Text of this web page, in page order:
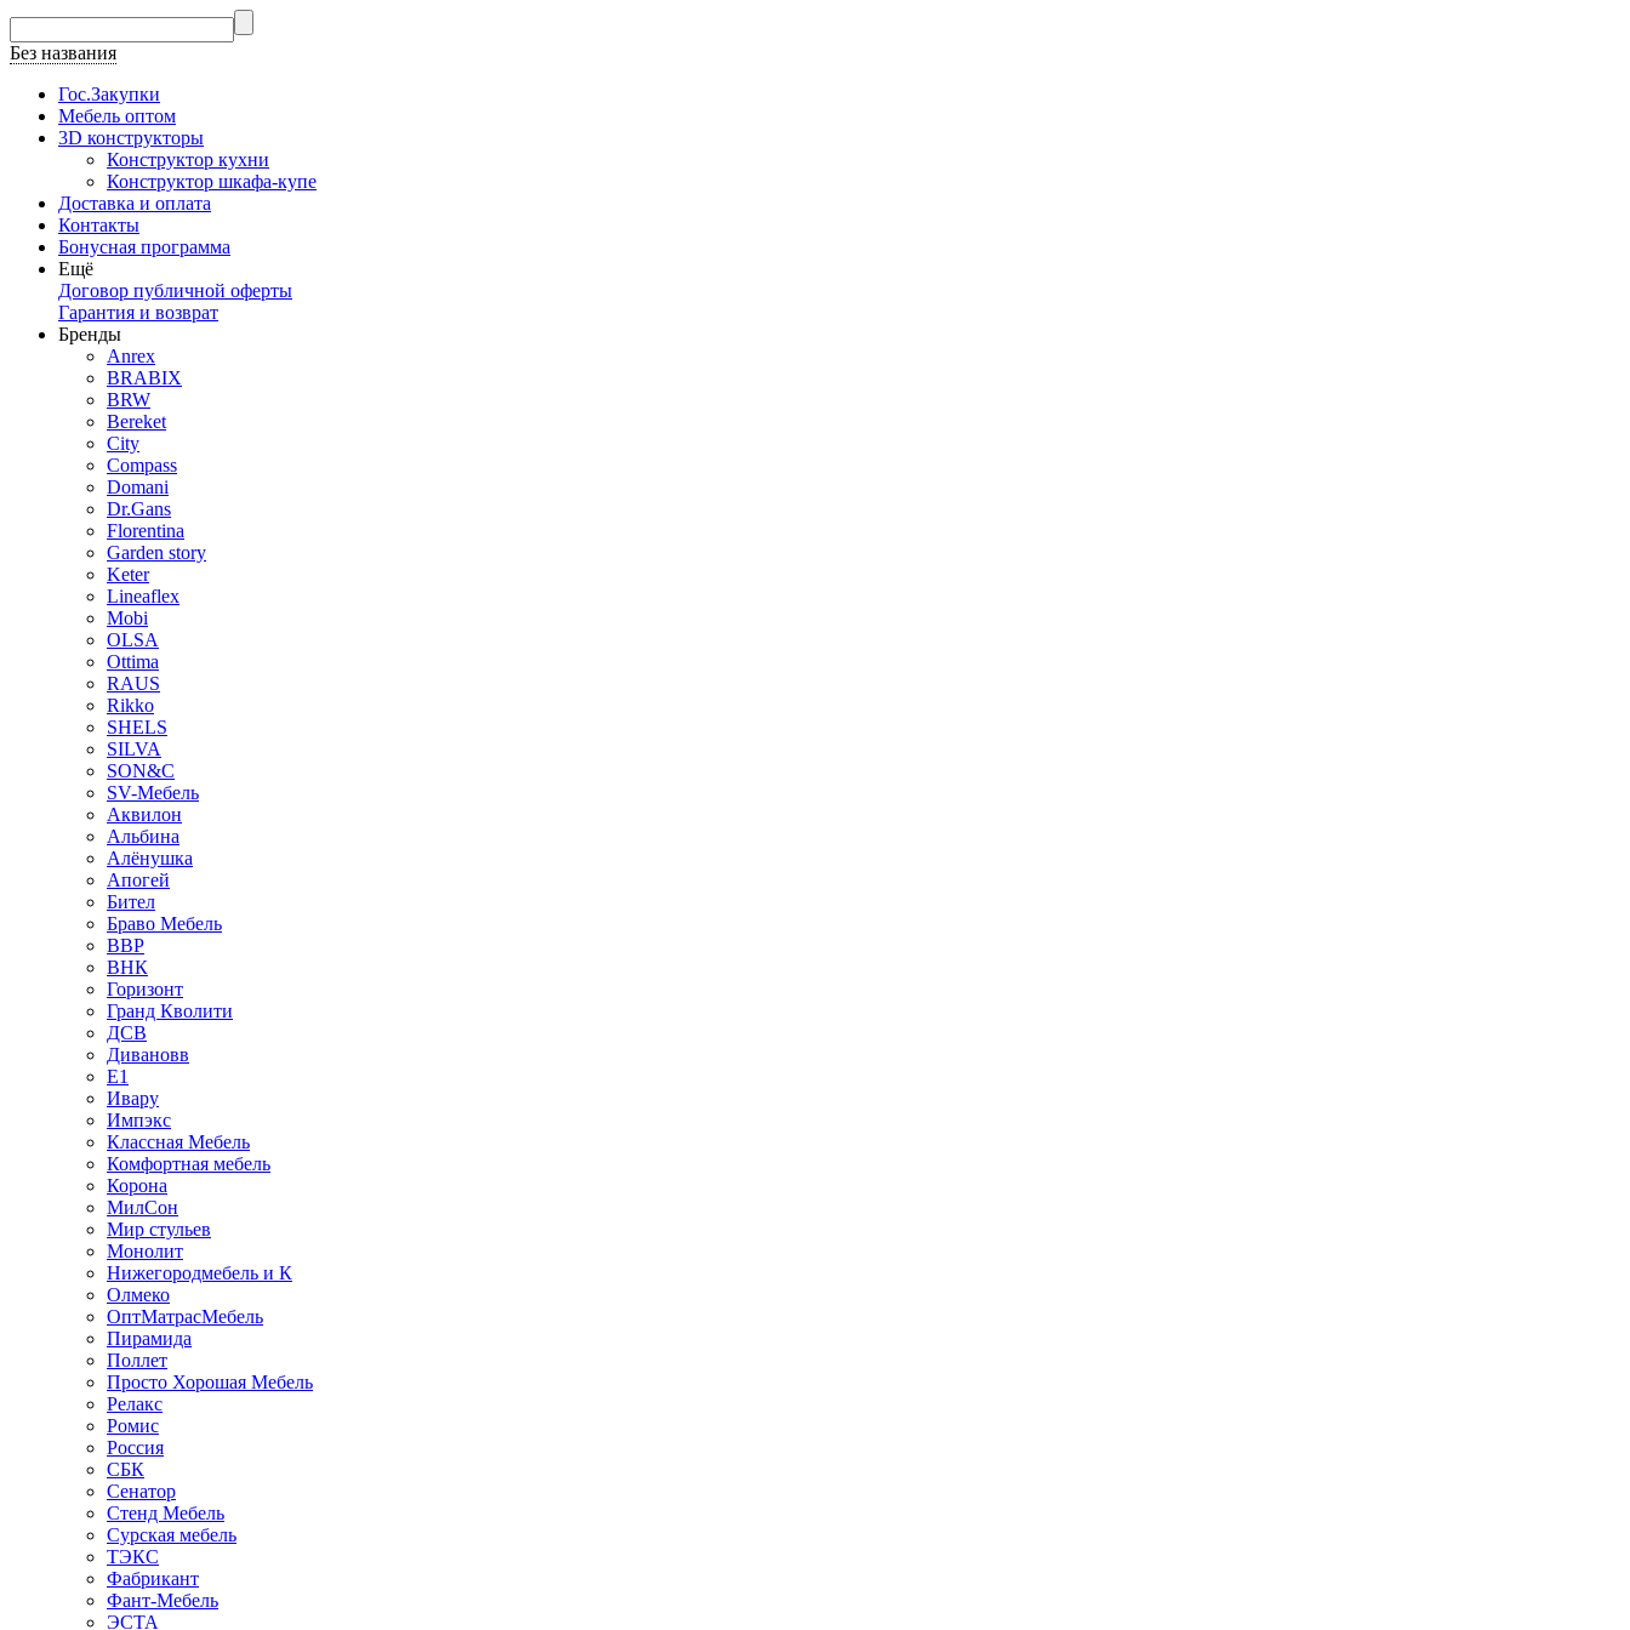
Без названия
Гос.Закупки
Мебель оптом
3D конструкторы
Конструктор кухни
Конструктор шкафа-купе
Доставка и оплата
Контакты
Бонусная программа
Ещё
Договор публичной оферты
Гарантия и возврат
Бренды
Anrex
BRABIX
BRW
Bereket
City
Compass
Domani
Dr.Gans
Florentina
Garden story
Keter
Lineaflex
Mobi
OLSA
Ottima
RAUS
Rikko
SHELS
SILVA
SON&C
SV-Мебель
Аквилон
Альбина
Алёнушка
Апогей
Бител
Браво Мебель
ВВР
ВНК
Горизонт
Гранд Кволити
ДСВ
Дивановв
Е1
Ивару
Импэкс
Классная Мебель
Комфортная мебель
Корона
МилСон
Мир стульев
Монолит
Нижегородмебель и К
Олмеко
ОптМатрасМебель
Пирамида
Поллет
Просто Хорошая Мебель
Релакс
Ромис
Россия
СБК
Сенатор
Стенд Мебель
Сурская мебель
ТЭКС
Фабрикант
Фант-Мебель
ЭСТА